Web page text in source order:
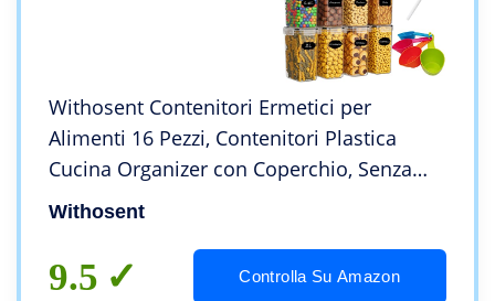
Withosent Contenitori Ermetici per
Alimenti 16 Pezzi, Contenitori Plastica
Cucina Organizer con Coperchio, Senza
BPA Contenitore Pasta, Porta Cereali,
Withosent
9.5 Controlla Su Amazon